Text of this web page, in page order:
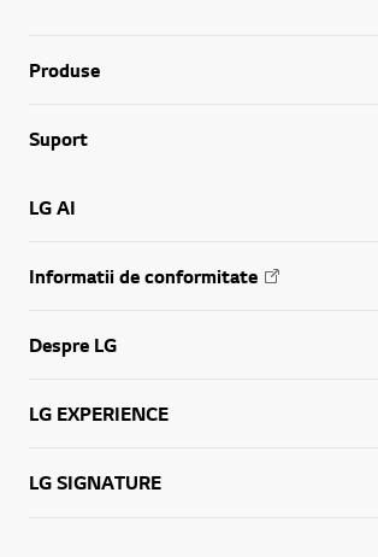
Produse
Suport
LG AI
Informatii de conformitate
Despre LG
LG EXPERIENCE
LG SIGNATURE